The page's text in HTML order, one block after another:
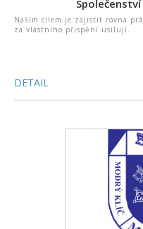
Naším cílem je zajistit rovná
za vlastního přispění usilují.
DETAIL